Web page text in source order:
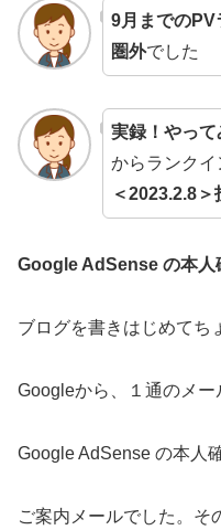
9月までのPV
圏外でした
実録！やって
からランクイ
＜2023.2.8＞
Google AdSense の本人
ブログを書きはじめてち
Googleから、１通のメー
Google AdSense の本人
ご案内メールでした。そ